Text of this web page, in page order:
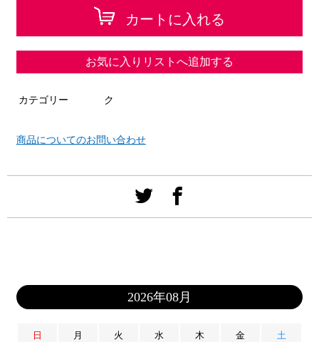
カートに入れる
お気に入りリストへ追加する
カテゴリー ク
商品についてのお問い合わせ
2026年08月
日 月 火 水 木 金 土